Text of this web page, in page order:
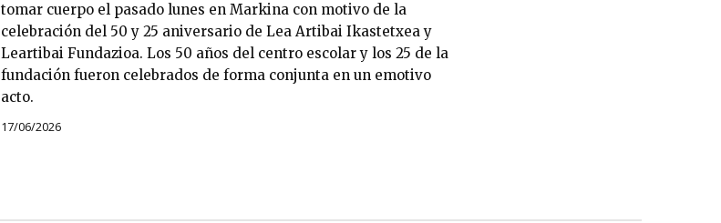
tomar cuerpo el pasado lunes en Markina con motivo de la
celebración del 50 y 25 aniversario de Lea Artibai Ikastetxea y
Leartibai Fundazioa. Los 50 años del centro escolar y los 25 de la
fundación fueron celebrados de forma conjunta en un emotivo
acto.
17/06/2026